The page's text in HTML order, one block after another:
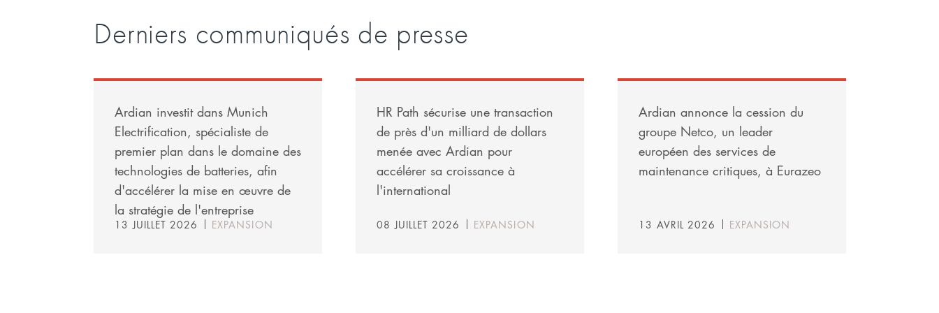
Derniers communiqués de presse
Ardian investit dans Munich
Electrification, spécialiste de
premier plan dans le domaine des
technologies de batteries, afin
d'accélérer la mise en œuvre de
la stratégie de l'entreprise
13 JUILLET 2026 EXPANSION
HR Path sécurise une transaction
de près d'un milliard de dollars
menée avec Ardian pour
accélérer sa croissance à
l'international
08 JUILLET 2026 EXPANSION
Ardian annonce la cession du
groupe Netco, un leader
européen des services de
maintenance critiques, à Eurazeo
13 AVRIL 2026 EXPANSION